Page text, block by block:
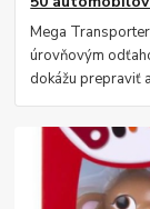
Mega
úrovňovým
dokážu prepraviť